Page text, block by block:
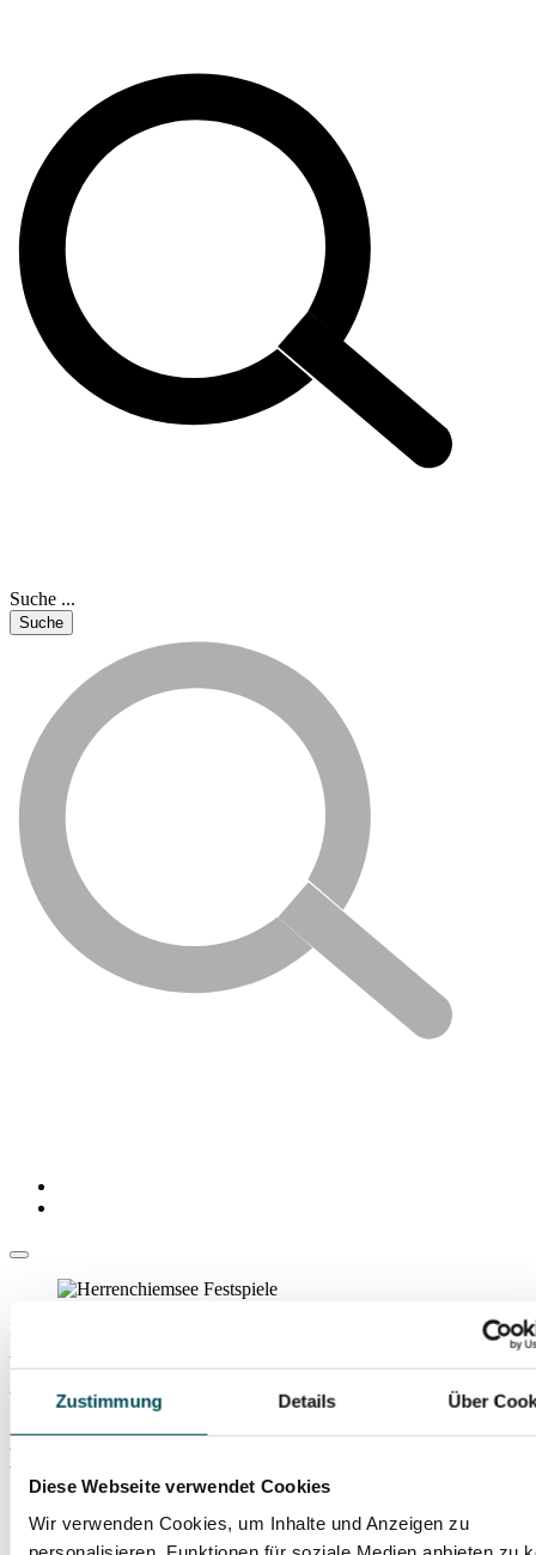
Zustimmung Details Über
Diese Webseite verwendet Cookies
Wir verwenden Cookies, um Inhalte und Anzeigen zu
Suche ...
Freitag, 25. Juli 2025
Unvollendet
Herrenchiemsee Festspiele 2025
Mozart: Große Messe in c-moll KV 427